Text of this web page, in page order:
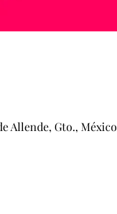
Allende, Gto., México